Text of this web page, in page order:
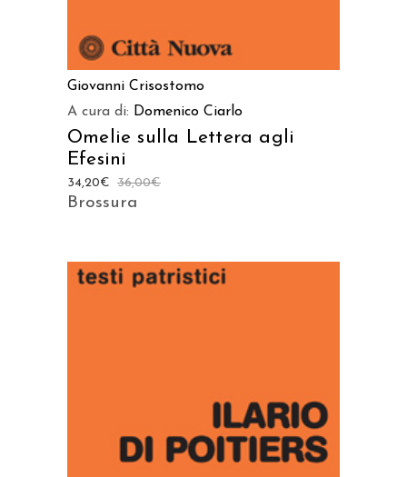
Giovanni Crisostomo
A cura di: Domenico Ciarlo
Omelie sulla Lettera agli
Efesini
36,00€
34,20€
Brossura
AGGIUNGI AL CARRELLO